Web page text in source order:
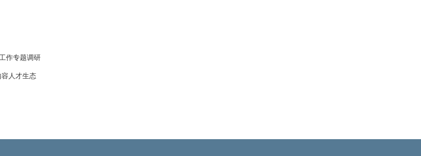
作专题调研
人才生态